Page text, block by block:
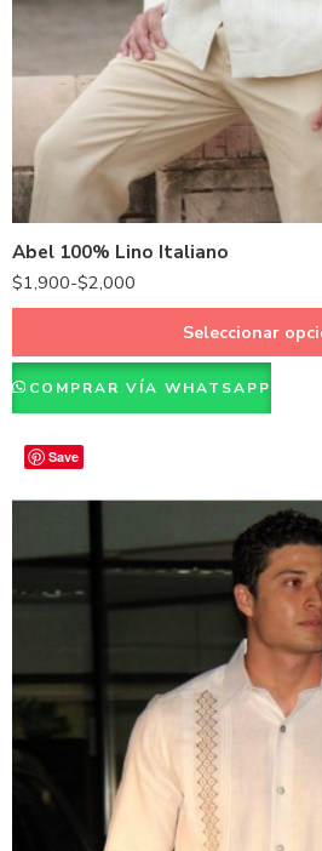
Abel 100% Lino Italiano
$1,900-$2,000
Hueso
Rojo
Blanco
Seleccionar
COMPRAR VÍA WHATSAPP
Save